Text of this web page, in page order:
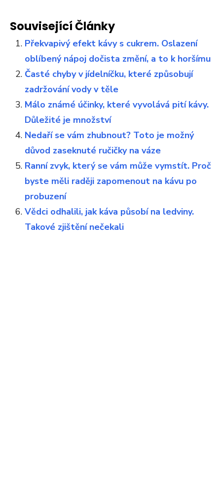
Související Články
Překvapivý efekt kávy s cukrem. Oslazení
oblíbený nápoj dočista změní, a to k horšímu
Časté chyby v jídelníčku, které způsobují
zadržování vody v těle
Málo známé účinky, které vyvolává pití kávy.
Důležité je množství
Nedaří se vám zhubnout? Toto je možný
důvod zaseknuté ručičky na váze
Ranní zvyk, který se vám může vymstít. Proč
byste měli raději zapomenout na kávu po
probuzení
Vědci odhalili, jak káva působí na ledviny.
Takové zjištění nečekali